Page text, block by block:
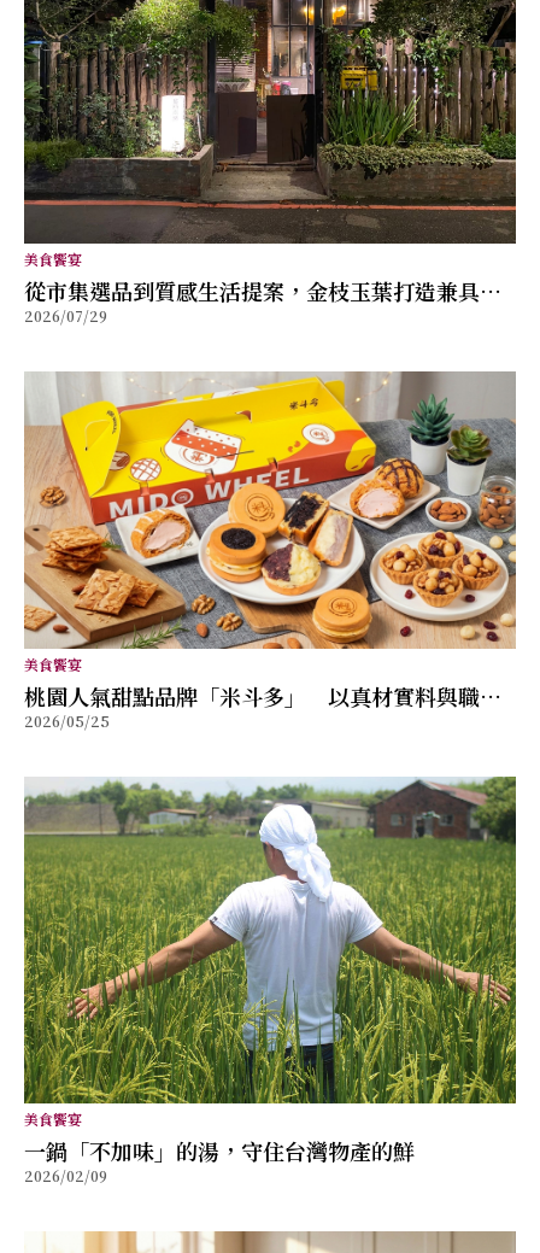
美食饗宴
從市集選品到質感生活提案，金枝玉葉打造兼具風
格與舒適的女性穿搭品牌
2026/07/29
美食饗宴
桃園人氣甜點品牌「米斗多」 以真材實料與職人
精神打造值得分享的幸福味道
2026/05/25
美食饗宴
⼀鍋「不加味」的湯，守住台灣物產的鮮
2026/02/09